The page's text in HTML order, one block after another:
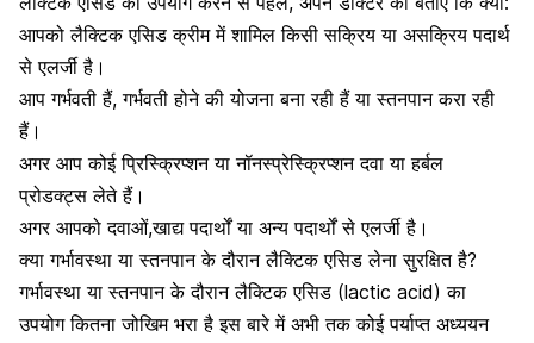
आपको लैक्टिक एसिड क्रीम में शामिल किसी सक्रिय या असक्रिय पदार्थ
से एलर्जी है।
आपगर्भवती हैं, गर्भवती होने की योजना बना रही हैं यास्तनपानकरा रही
हैं।
अगर आप कोई प्रिस्क्रिप्शन या नॉनस्प्रेस्क्रिप्शन दवा या हर्बल
प्रोडक्ट्स लेते हैं।
अगर आपको दवाओं,खाद्य पदार्थों या अन्य पदार्थों सेएलर्जी है।
क्या गर्भावस्था या स्तनपान के दौरान लैक्टिक एसिड लेना सुरक्षित है?
गर्भावस्था यास्तनपानके दौरान लैक्टिक एसिड (lactic acid) का
उपयोग कितना जोखिम भरा है इस बारे में अभी तक कोई पर्याप्त अध्ययन